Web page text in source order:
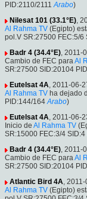
PID:2110/2111 Arabo)
Nilesat 101 (33.1°E),
Al Rahma TV (Egipto)
pol.V SR:27500 FEC:5/6
Badr 4 (34.4°E), 2011-
Cambio de FEC paraAl
SR:27500 SID:20104
Eutelsat 4A, 2011-06-
Al Rahma TV ha dejado
PID:144/164 Arabo)
Eutelsat 4A, 2011-06-
Inicio de Al Rahma TV
SR:15000 FEC:3/4
Badr 4 (34.4°E), 2011-
Cambio de FEC paraAl
SR:27500 SID:20104
Atlantic Bird 4A,
Al Rahma TV (Egipto)